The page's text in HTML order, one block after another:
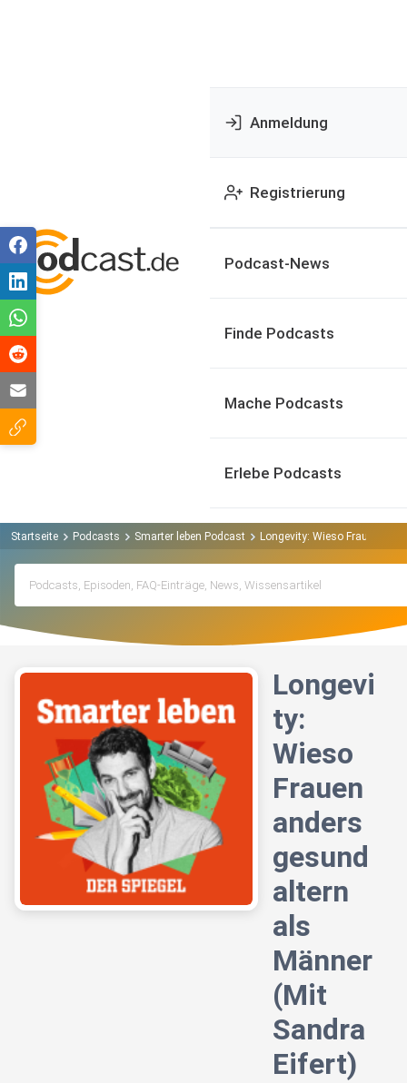
Anmeldung
Registrierung
Podcast-News
Finde Podcasts
Mache Podcasts
Erlebe Podcasts
Startseite Podcasts Smarter leben Podcast Longevity: Wieso Frauen
Longevi
ty:
Wieso
Frauen
anders
gesund
altern
als
Männer
(Mit
Sandra
Eifert)